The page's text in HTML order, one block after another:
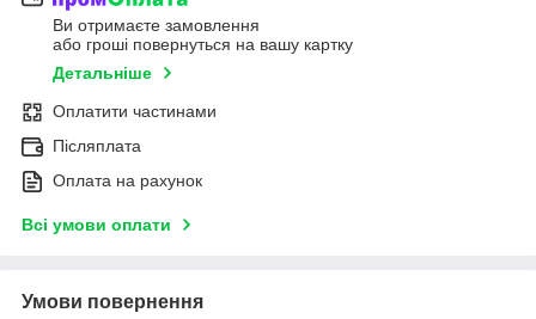
Ви отримаєте замовлення
або гроші повернуться на вашу картку
Детальніше
Оплатити частинами
Післяплата
Оплата на рахунок
Всі умови оплати
Умови повернення